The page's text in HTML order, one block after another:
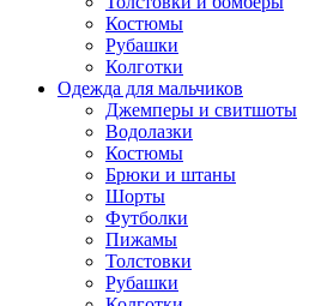
Костюмы
Рубашки
Колготки
Одежда для мальчиков
Джемперы и свитшоты
Водолазки
Костюмы
Брюки и штаны
Шорты
Футболки
Пижамы
Толстовки
Рубашки